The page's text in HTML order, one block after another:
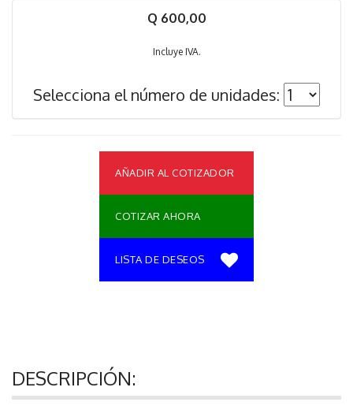
Q 600,00
Incluye IVA.
Selecciona el número de unidades:
AÑADIR AL COTIZADOR
COTIZAR AHORA
LISTA DE DESEOS
DESCRIPCIÓN: